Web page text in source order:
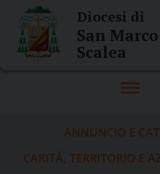
content
Diocesi di
San
Scalea
ANNUNCIO E
CARITÀ, TERRITORIO E